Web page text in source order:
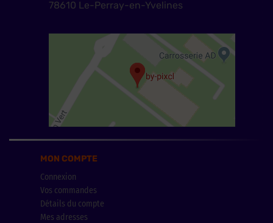
78610 Le-Perray-en-Yvelines
MON COMPTE
Connexion
Vos commandes
Détails du compte
Mes adresses